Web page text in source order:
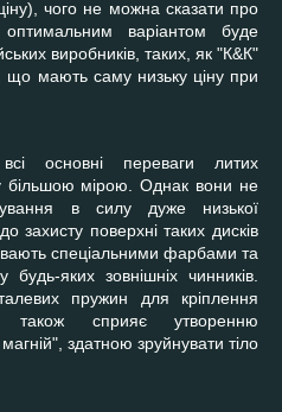
чого не можна сказати про
варіантом буде
виробників, таких, як "К&К"
що мають саму низьку ціну при
основні переваги литих
більшою мірою. Однак вони не
в силу дуже низької
захисту поверхні таких дисків
спеціальними фарбами та
яких зовнішніх чинників.
пружин для кріплення
також сприяє утворенню
здатною зруйнувати тіло